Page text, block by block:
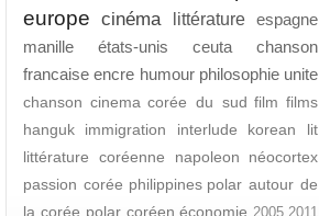
europe cinéma littérature
espagne
manille
états-unis ceuta
chanson
francaise encre humour philosophie unite
chanson cinema corée du sud film films
hanguk
immigration interlude
korean lit
littérature coréenne
napoleon
néocortex
passion corée philippines polar autour de
la corée polar coréen économie 2005 2011